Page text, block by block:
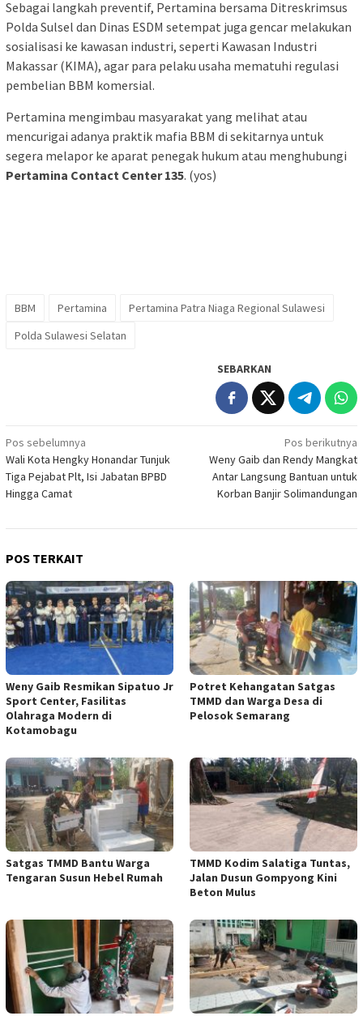
Sebagai langkah preventif, Pertamina bersama Ditreskrimsus
Polda Sulsel dan Dinas ESDM setempat juga gencar melakukan
sosialisasi ke kawasan industri, seperti Kawasan Industri
Makassar (KIMA), agar para pelaku usaha mematuhi regulasi
pembelian BBM komersial.
Pertamina mengimbau masyarakat yang melihat atau
mencurigai adanya praktik mafia BBM di sekitarnya untuk
segera melapor ke aparat penegak hukum atau menghubungi
Pertamina Contact Center 135. (yos)
BBM Pertamina
Pertamina Patra Niaga Regional Sulawesi
Polda Sulawesi Selatan
SEBARKAN
Navigasi
pos
Pos sebelumnya
Wali Kota Hengky Honandar Tunjuk
Tiga Pejabat Plt, Isi Jabatan BPBD
Hingga Camat
Pos berikutnya
Weny Gaib dan Rendy Mangkat
Antar Langsung Bantuan untuk
Korban Banjir Solimandungan
POS TERKAIT
Weny Gaib Resmikan Sipatuo Jr
Sport Center, Fasilitas
Olahraga Modern di
Kotamobagu
Potret Kehangatan Satgas
TMMD dan Warga Desa di
Pelosok Semarang
Satgas TMMD Bantu Warga
Tengaran Susun Hebel Rumah
TMMD Kodim Salatiga Tuntas,
Jalan Dusun Gompyong Kini
Beton Mulus